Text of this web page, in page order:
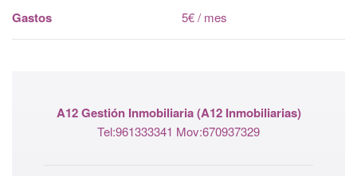
Gastos 5€ / mes
A12 Gestión Inmobiliaria(A12 Inmobiliarias)
Tel:961333341 Mov:670937329